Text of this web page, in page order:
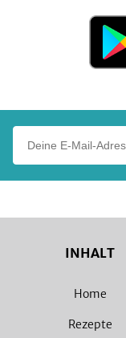
Jetzt
Google
INHALT
Home
Rezepte